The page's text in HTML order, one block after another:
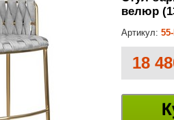
велюр
Артикул:
18